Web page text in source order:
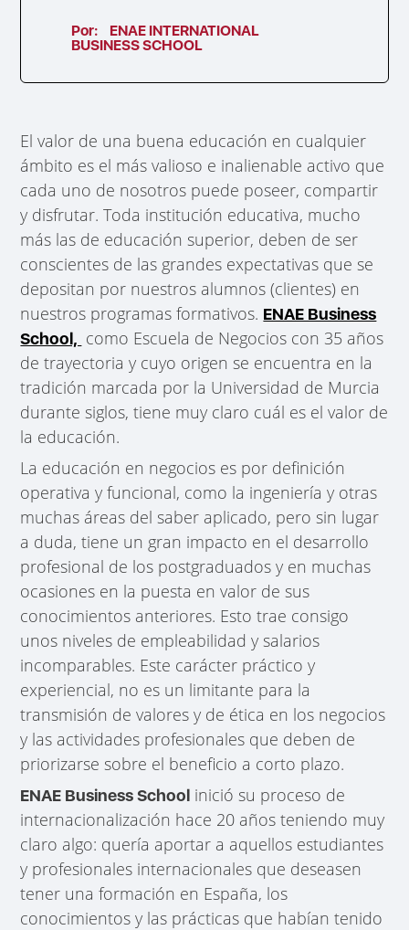
Por:
ENAE INTERNATIONAL
BUSINESS SCHOOL
El valor de una buena educación en cualquier
ámbito es el más valioso e inalienable activo que
cada uno de nosotros puede poseer, compartir
y disfrutar. Toda institución educativa, mucho
más las de educación superior, deben de ser
conscientes de las grandes expectativas que se
depositan por nuestros alumnos (clientes) en
nuestros programas formativos. ENAE Business
School, como Escuela de Negocios con 35 años
de trayectoria y cuyo origen se encuentra en la
tradición marcada por la Universidad de Murcia
durante siglos, tiene muy claro cuál es el valor de
la educación.
La educación en negocios es por definición
operativa y funcional, como la ingeniería y otras
muchas áreas del saber aplicado, pero sin lugar
a duda, tiene un gran impacto en el desarrollo
profesional de los postgraduados y en muchas
ocasiones en la puesta en valor de sus
conocimientos anteriores. Esto trae consigo
unos niveles de empleabilidad y salarios
incomparables. Este carácter práctico y
experiencial, no es un limitante para la
transmisión de valores y de ética en los negocios
y las actividades profesionales que deben de
priorizarse sobre el beneficio a corto plazo.
ENAE Business School inició su proceso de
internacionalización hace 20 años teniendo muy
claro algo: quería aportar a aquellos estudiantes
y profesionales internacionales que deseasen
tener una formación en España, los
conocimientos y las prácticas que habían tenido